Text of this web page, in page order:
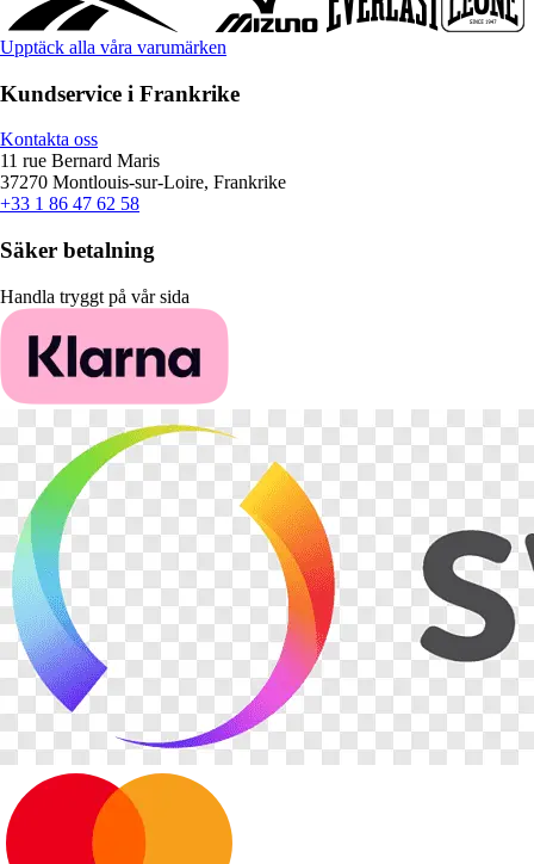
Upptäck alla våra varumärken
Kundservice i Frankrike
Kontakta oss
11 rue Bernard Maris
37270 Montlouis-sur-Loire, Frankrike
+33 1 86 47 62 58
Säker betalning
Handla tryggt på vår sida